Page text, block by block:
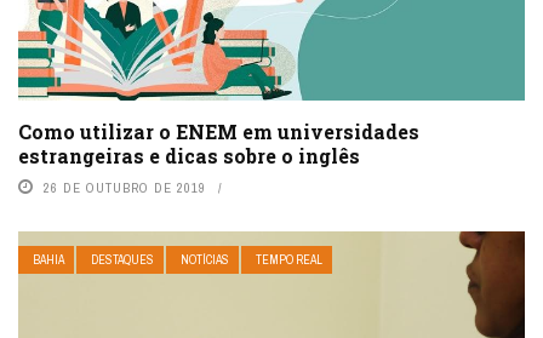
Como utilizar o ENEM em universidades
estrangeiras e dicas sobre o inglês
26 DE OUTUBRO DE 2019
BAHIA DESTAQUES NOTÍCIAS TEMPO REAL